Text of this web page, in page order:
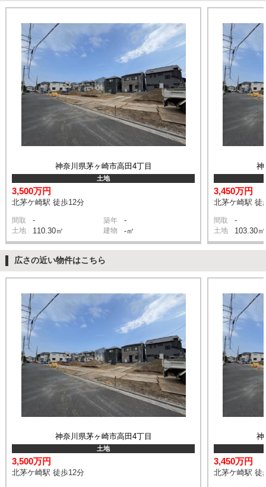
神奈川県茅ヶ崎市高田4丁目
土地
3,500万円
北茅ケ崎駅 徒歩12分
間取 - 築年 -
土地 110.30㎡ 建物 -㎡
神
3,450万円
北茅ケ崎駅 徒
間取 -
土地 103.30㎡
広さの近い物件はこちら
神奈川県茅ヶ崎市高田4丁目
土地
3,500万円
北茅ケ崎駅 徒歩12分
神
3,450万円
北茅ケ崎駅 徒